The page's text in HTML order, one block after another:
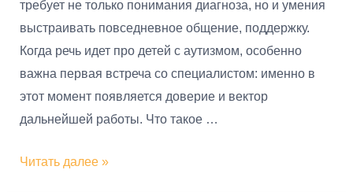
требует не только понимания диагноза, но и умения
выстраивать повседневное общение, поддержку.
Когда речь идет про детей с аутизмом, особенно
важна первая встреча со специалистом: именно в
этот момент появляется доверие и вектор
дальнейшей работы. Что такое …
Читать далее »